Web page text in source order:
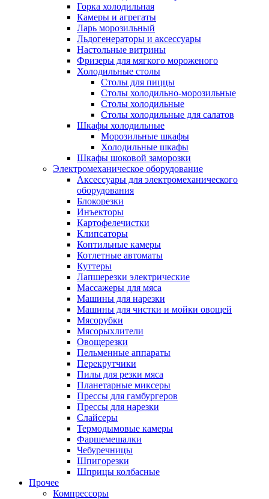
Горка холодильная
Камеры и агрегаты
Ларь морозильный
Льдогенераторы и аксессуары
Настольные витрины
Фризеры для мягкого мороженого
Холодильные столы
Столы для пиццы
Столы холодильно-морозильные
Столы холодильные
Столы холодильные для салатов
Шкафы холодильные
Mорозильные шкафы
Холодильные шкафы
Шкафы шоковой заморозки
Электромеханическое оборудование
Аксессуары для электромеханического
оборудования
Блокорезки
Инъекторы
Картофелечистки
Клипсаторы
Коптильные камеры
Котлетные автоматы
Куттеры
Лапшерезки электрические
Массажеры для мяса
Машины для нарезки
Машины для чистки и мойки овощей
Мясорубки
Мясорыхлители
Овощерезки
Пельменные аппараты
Перекрутчики
Пилы для резки мяса
Планетарные миксеры
Прессы для гамбургеров
Прессы для нарезки
Слайсеры
Термодымовые камеры
Фаршемешалки
Чебуречницы
Шпигорезки
Шприцы колбасные
Прочее
Компрессоры